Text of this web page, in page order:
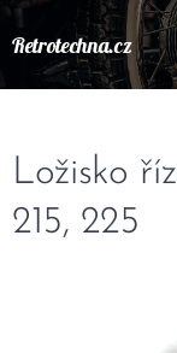
Retrotechna.cz
Ložisko
215, 225